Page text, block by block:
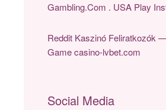
Gambling.Com . USA Play
Reddit Kaszinó Feliratkozók
Game casino-lvbet.com
Social Media